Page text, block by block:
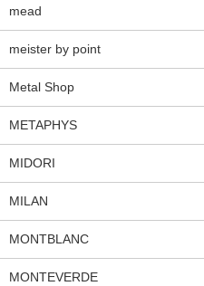
mead
meister by point
Metal Shop
METAPHYS
MIDORI
MILAN
MONTBLANC
MONTEVERDE